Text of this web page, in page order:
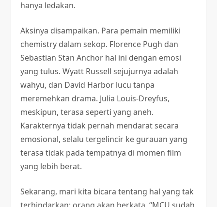
hanya ledakan.
Aksinya disampaikan. Para pemain memiliki
chemistry dalam sekop. Florence Pugh dan
Sebastian Stan Anchor hal ini dengan emosi
yang tulus. Wyatt Russell sejujurnya adalah
wahyu, dan David Harbor lucu tanpa
meremehkan drama. Julia Louis-Dreyfus,
meskipun, terasa seperti yang aneh.
Karakternya tidak pernah mendarat secara
emosional, selalu tergelincir ke gurauan yang
terasa tidak pada tempatnya di momen film
yang lebih berat.
Sekarang, mari kita bicara tentang hal yang tak